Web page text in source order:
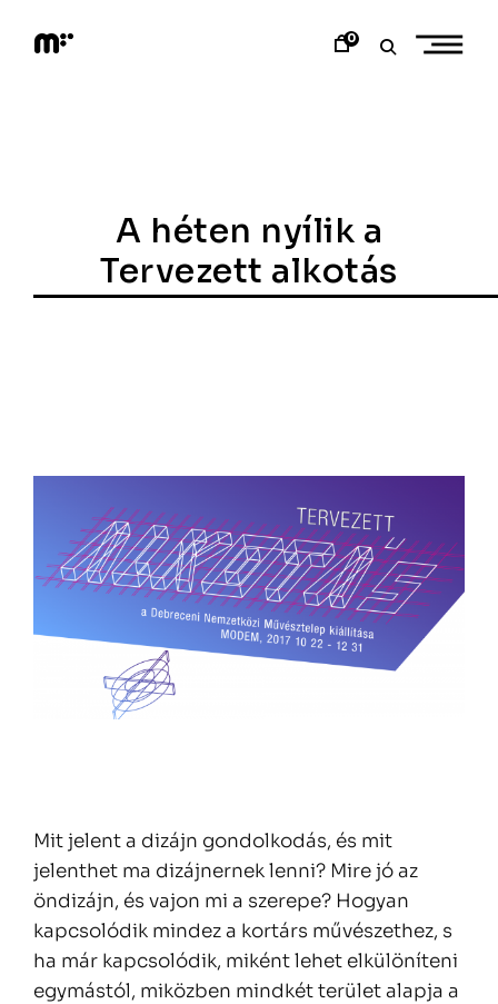
content
0
A héten nyílik a
Tervezett alkotás
Mit jelent a dizájn gondolkodás, és mit
jelenthet ma dizájnernek lenni? Mire jó az
öndizájn, és vajon mi a szerepe? Hogyan
kapcsolódik mindez a kortárs művészethez, s
ha már kapcsolódik, miként lehet elkülöníteni
egymástól, miközben mindkét terület alapja a